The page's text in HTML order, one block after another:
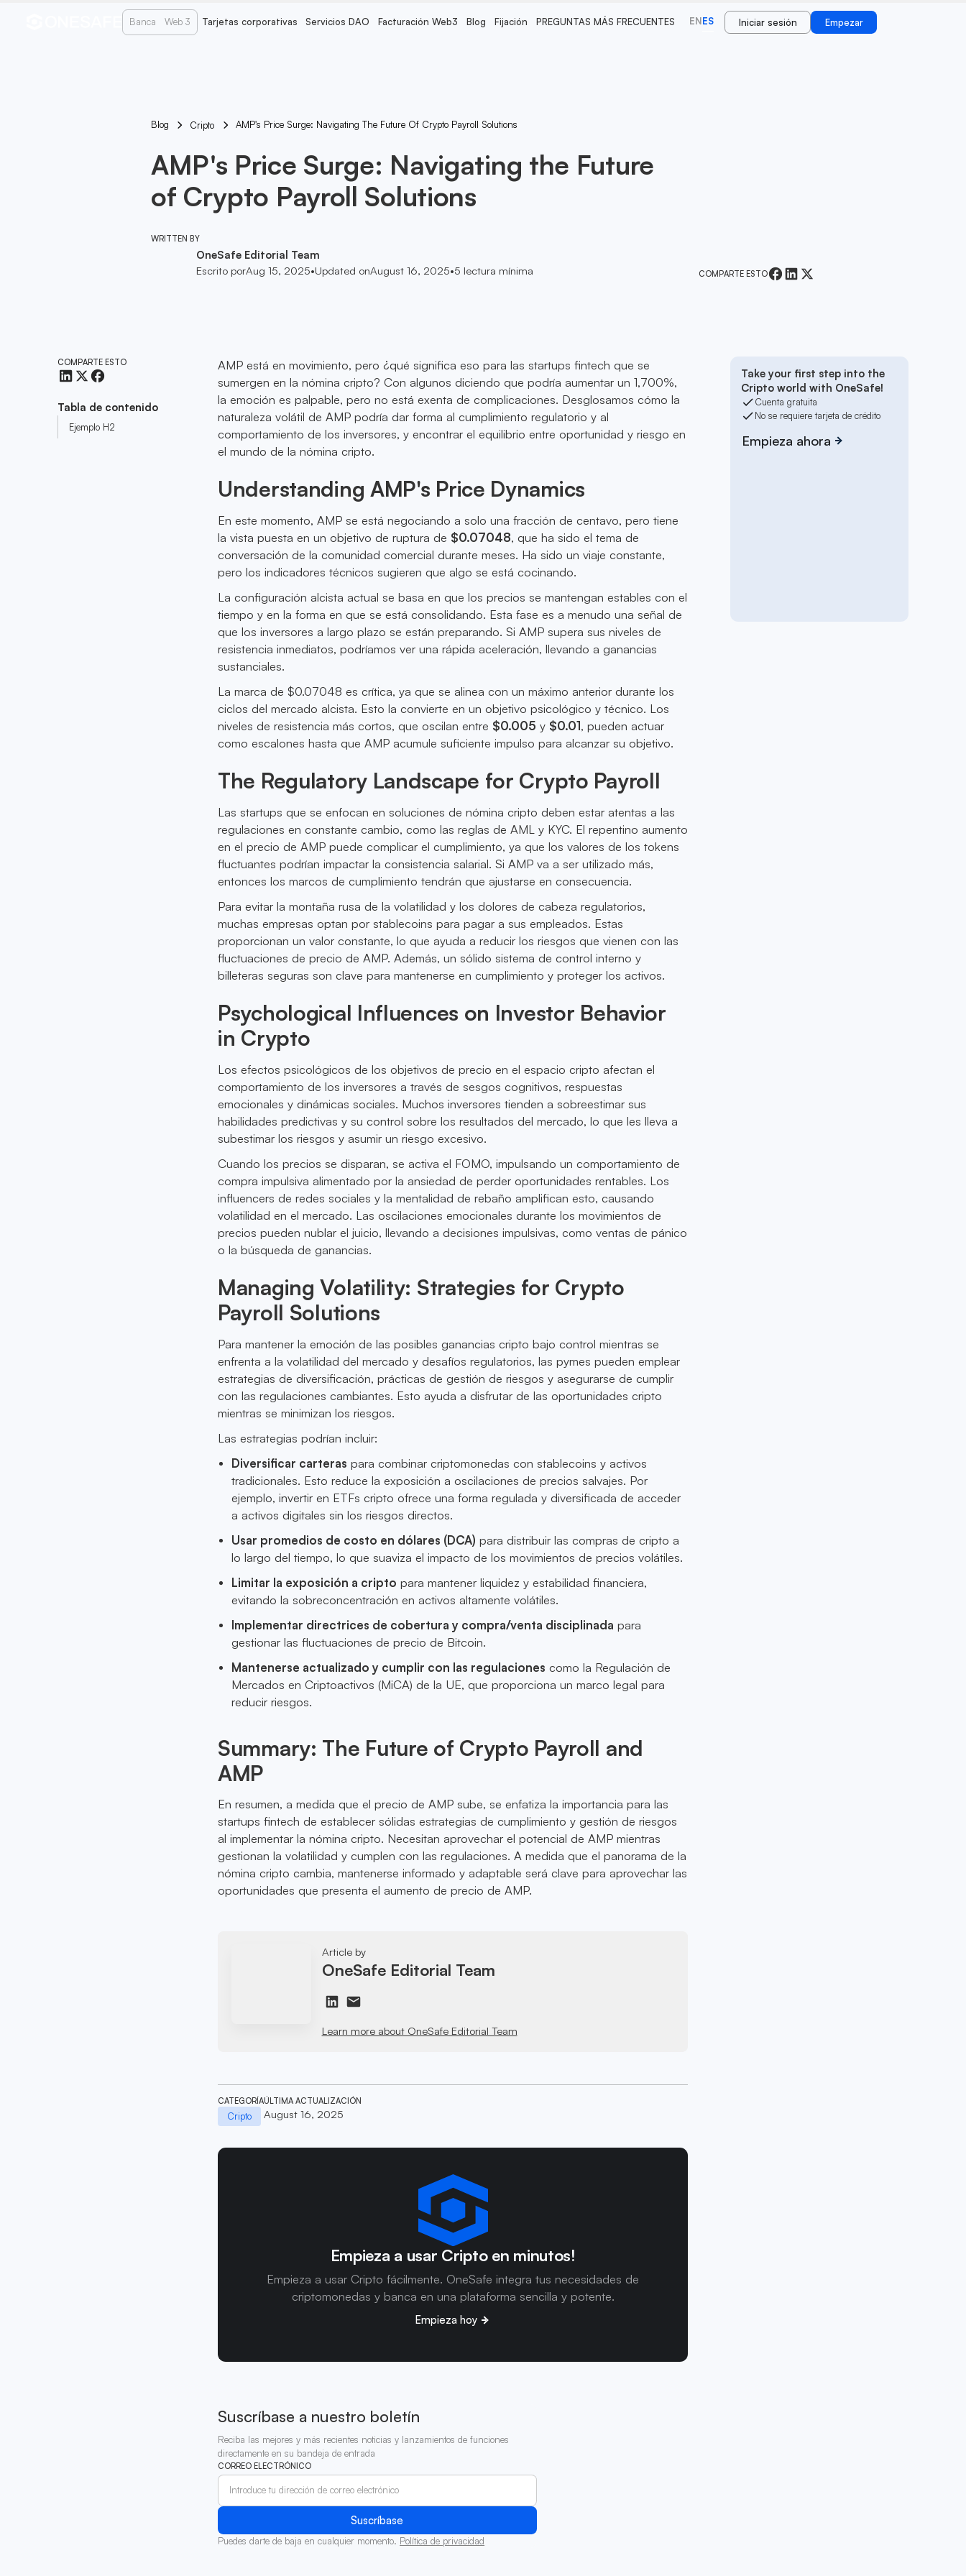
Banca Web 3 Tarjetas corporativas Servicios DAO Facturación Web3 Blog Fijación PREGUNTAS MÁS FRECUENTES ENES Iniciar sesión Empezar
Blog Cripto AMP's Price Surge: Navigating The Future Of Crypto Payroll Solutions
AMP's Price Surge: Navigating the Future
of Crypto Payroll Solutions
WRITTEN BY
OneSafe Editorial Team
Escrito porAug 15, 2025•Updated onAugust 16, 2025•5 lectura mínima COMPARTE ESTO
COMPARTE ESTO
Tabla de contenido
Ejemplo H2
AMP está en movimiento, pero ¿qué significa eso para las startups fintech que se
sumergen en la nómina cripto? Con algunos diciendo que podría aumentar un 1,700%,
la emoción es palpable, pero no está exenta de complicaciones. Desglosamos cómo la
naturaleza volátil de AMP podría dar forma al cumplimiento regulatorio y al
comportamiento de los inversores, y encontrar el equilibrio entre oportunidad y riesgo en
el mundo de la nómina cripto.
Understanding AMP's Price Dynamics
En este momento, AMP se está negociando a solo una fracción de centavo, pero tiene
la vista puesta en un objetivo de ruptura de $0.07048, que ha sido el tema de
conversación de la comunidad comercial durante meses. Ha sido un viaje constante,
pero los indicadores técnicos sugieren que algo se está cocinando.
La configuración alcista actual se basa en que los precios se mantengan estables con el
tiempo y en la forma en que se está consolidando. Esta fase es a menudo una señal de
que los inversores a largo plazo se están preparando. Si AMP supera sus niveles de
resistencia inmediatos, podríamos ver una rápida aceleración, llevando a ganancias
sustanciales.
La marca de $0.07048 es crítica, ya que se alinea con un máximo anterior durante los
ciclos del mercado alcista. Esto la convierte en un objetivo psicológico y técnico. Los
niveles de resistencia más cortos, que oscilan entre $0.005 y $0.01, pueden actuar
como escalones hasta que AMP acumule suficiente impulso para alcanzar su objetivo.
The Regulatory Landscape for Crypto Payroll
Las startups que se enfocan en soluciones de nómina cripto deben estar atentas a las
regulaciones en constante cambio, como las reglas de AML y KYC. El repentino aumento
en el precio de AMP puede complicar el cumplimiento, ya que los valores de los tokens
fluctuantes podrían impactar la consistencia salarial. Si AMP va a ser utilizado más,
entonces los marcos de cumplimiento tendrán que ajustarse en consecuencia.
Para evitar la montaña rusa de la volatilidad y los dolores de cabeza regulatorios,
muchas empresas optan por stablecoins para pagar a sus empleados. Estas
proporcionan un valor constante, lo que ayuda a reducir los riesgos que vienen con las
fluctuaciones de precio de AMP. Además, un sólido sistema de control interno y
billeteras seguras son clave para mantenerse en cumplimiento y proteger los activos.
Psychological Influences on Investor Behavior
in Crypto
Los efectos psicológicos de los objetivos de precio en el espacio cripto afectan el
comportamiento de los inversores a través de sesgos cognitivos, respuestas
emocionales y dinámicas sociales. Muchos inversores tienden a sobreestimar sus
habilidades predictivas y su control sobre los resultados del mercado, lo que les lleva a
subestimar los riesgos y asumir un riesgo excesivo.
Cuando los precios se disparan, se activa el FOMO, impulsando un comportamiento de
compra impulsiva alimentado por la ansiedad de perder oportunidades rentables. Los
influencers de redes sociales y la mentalidad de rebaño amplifican esto, causando
volatilidad en el mercado. Las oscilaciones emocionales durante los movimientos de
precios pueden nublar el juicio, llevando a decisiones impulsivas, como ventas de pánico
o la búsqueda de ganancias.
Managing Volatility: Strategies for Crypto
Payroll Solutions
Para mantener la emoción de las posibles ganancias cripto bajo control mientras se
enfrenta a la volatilidad del mercado y desafíos regulatorios, las pymes pueden emplear
estrategias de diversificación, prácticas de gestión de riesgos y asegurarse de cumplir
con las regulaciones cambiantes. Esto ayuda a disfrutar de las oportunidades cripto
mientras se minimizan los riesgos.
Las estrategias podrían incluir:
Diversificar carteras para combinar criptomonedas con stablecoins y activos
tradicionales. Esto reduce la exposición a oscilaciones de precios salvajes. Por
ejemplo, invertir en ETFs cripto ofrece una forma regulada y diversificada de acceder
a activos digitales sin los riesgos directos.
Usar promedios de costo en dólares (DCA) para distribuir las compras de cripto a
lo largo del tiempo, lo que suaviza el impacto de los movimientos de precios volátiles.
Limitar la exposición a cripto para mantener liquidez y estabilidad financiera,
evitando la sobreconcentración en activos altamente volátiles.
Implementar directrices de cobertura y compra/venta disciplinada para
gestionar las fluctuaciones de precio de Bitcoin.
Mantenerse actualizado y cumplir con las regulaciones como la Regulación de
Mercados en Criptoactivos (MiCA) de la UE, que proporciona un marco legal para
reducir riesgos.
Summary: The Future of Crypto Payroll and
AMP
En resumen, a medida que el precio de AMP sube, se enfatiza la importancia para las
startups fintech de establecer sólidas estrategias de cumplimiento y gestión de riesgos
al implementar la nómina cripto. Necesitan aprovechar el potencial de AMP mientras
gestionan la volatilidad y cumplen con las regulaciones. A medida que el panorama de la
nómina cripto cambia, mantenerse informado y adaptable será clave para aprovechar las
oportunidades que presenta el aumento de precio de AMP.
Article by
OneSafe Editorial Team
Learn more about OneSafe Editorial Team
CATEGORÍA
Cripto
ÚLTIMA ACTUALIZACIÓN
August 16, 2025
Empieza a usar Cripto en minutos!
Empieza a usar Cripto fácilmente. OneSafe integra tus necesidades de
criptomonedas y banca en una plataforma sencilla y potente.
Empieza hoy
Suscríbase a nuestro boletín
Reciba las mejores y más recientes noticias y lanzamientos de funciones
directamente en su bandeja de entrada
CORREO ELECTRÓNICO
Puedes darte de baja en cualquier momento. Política de privacidad
Take your first step into the
Cripto world with OneSafe!
Cuenta gratuita
No se requiere tarjeta de crédito
Empieza ahora